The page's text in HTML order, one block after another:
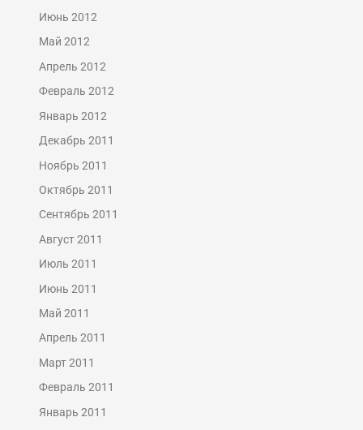
Июнь 2012
Май 2012
Апрель 2012
Февраль 2012
Январь 2012
Декабрь 2011
Ноябрь 2011
Октябрь 2011
Сентябрь 2011
Август 2011
Июль 2011
Июнь 2011
Май 2011
Апрель 2011
Март 2011
Февраль 2011
Январь 2011